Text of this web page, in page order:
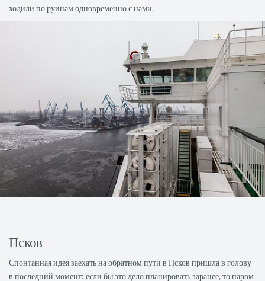
ходили по руинам одновременно с нами.
Псков
Спонтанная идея заехать на обратном пути в Псков пришла в голову
в последний момент: если бы это дело планировать заранее, то паром